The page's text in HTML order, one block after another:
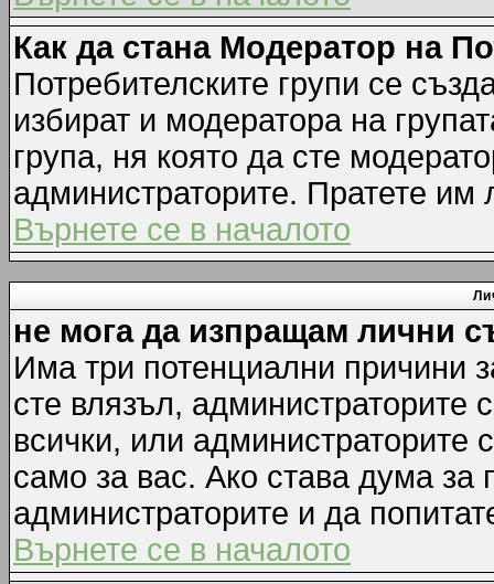
Как да стана Модератор на
Потребителските групи се
избират и модератора на
група, ня която да сте
администраторите. Пратете
Върнете се в началото
не мога да изпращам лични
Има три потенциални причини
сте влязъл, администраторите
всички, или
само за вас. Ако става дума за
администраторите и да
Върнете се в началото